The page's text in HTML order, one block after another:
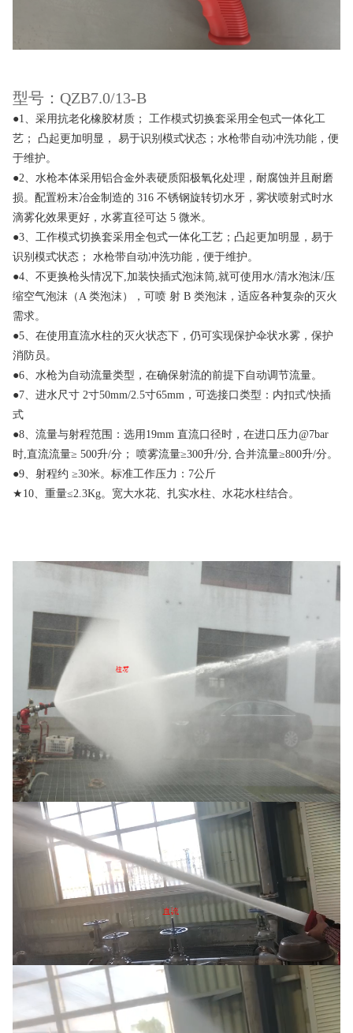
型号：QZB7.0/13-B
●1、采用抗老化橡胶材质； 工作模式切换套采用全包式一体化工
艺； 凸起更加明显， 易于识别模式状态；水枪带自动冲洗功能，便
于维护。
●2、水枪本体采用铝合金外表硬质阳极氧化处理，耐腐蚀并且耐磨
损。配置粉末冶金制造的 316 不锈钢旋转切水牙，雾状喷射式时水
滴雾化效果更好，水雾直径可达 5 微米。
●3、工作模式切换套采用全包式一体化工艺；凸起更加明显，易于
识别模式状态； 水枪带自动冲洗功能，便于维护。
●4、不更换枪头情况下,加装快插式泡沫筒,就可使用水/清水泡沫/压
缩空气泡沫（A 类泡沫），可喷 射 B 类泡沫，适应各种复杂的灭火
需求。
●5、在使用直流水柱的灭火状态下，仍可实现保护伞状水雾，保护
消防员。
●6、水枪为自动流量类型，在确保射流的前提下自动调节流量。
●7、 进水尺寸 2寸50mm/2.5寸65mm，可选接口类型：内扣式/快插
式
●8、流量与射程范围：选用19mm 直流口径时，在进口压力@7bar
时,直流流量≥ 500升/分； 喷雾流量≥300升/分, 合并流量≥800升/分。
●9、射程约 ≥30米。标准工作压力：7公斤
★ 10、重量≤2.3Kg。宽大水花、扎实水柱、水花水柱结合。